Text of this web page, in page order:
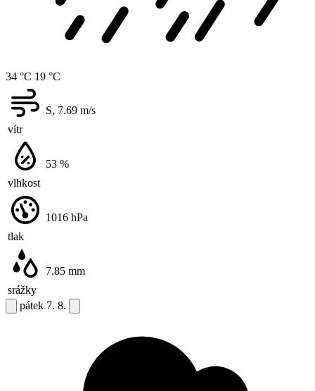
34 °C 19 °C
vítr
S, 7.69 m/s
vlhkost
53 %
tlak
1016 hPa
srážky
7.85 mm
pátek 7. 8.